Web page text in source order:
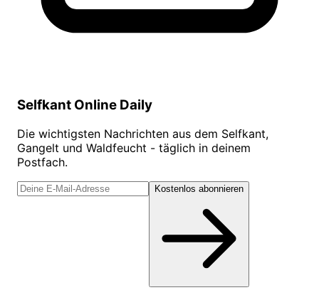
Selfkant Online Daily
Die wichtigsten Nachrichten aus dem Selfkant,
Gangelt und Waldfeucht - täglich in deinem
Postfach.
Kostenlos abonnieren